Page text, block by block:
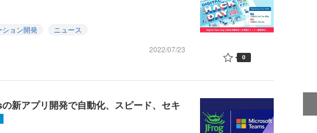
ション開発
ニュース
2022/07/23
0
新アプリ開発で自動化、スピード、セキ